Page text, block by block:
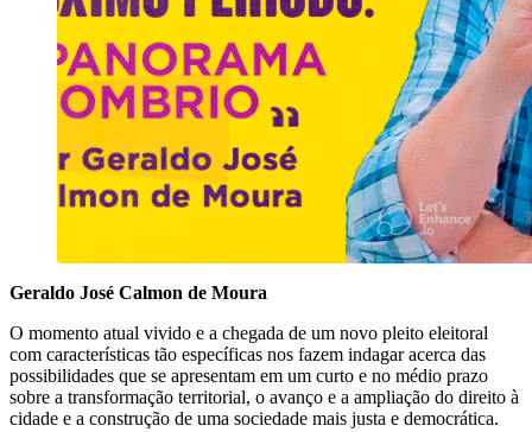
Geraldo José Calmon de Moura
O momento atual vivido e a chegada de um novo pleito eleitoral
com características tão específicas nos fazem indagar acerca das
possibilidades que se apresentam em um curto e no médio prazo
sobre a transformação territorial, o avanço e a ampliação do direito à
cidade e a construção de uma sociedade mais justa e democrática.